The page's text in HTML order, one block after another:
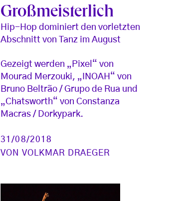
Großmeisterlich
Hip-Hop dominiert den vorletzten
Abschnitt von Tanz im August
Gezeigt werden „Pixel“ von
Mourad Merzouki, „INOAH“ von
Bruno Beltrão / Grupo de Rua und
„Chatsworth“ von Constanza
Macras / Dorkypark.
31/08/2018
VON VOLKMAR DRAEGER